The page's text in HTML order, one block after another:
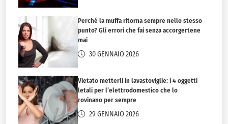
Perché la muffa ritorna sempre nello stesso
punto? Gli errori che fai senza accorgertene
mai
30 GENNAIO 2026
Vietato metterli in lavastoviglie: i 4 oggetti
letali per l’elettrodomestico che lo
rovinano per sempre
29 GENNAIO 2026